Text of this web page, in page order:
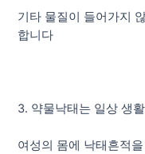
기타 물질이 들어가지
합니다
3. 약물낙태는 일상 생
여성의 몸에 낙태흔적